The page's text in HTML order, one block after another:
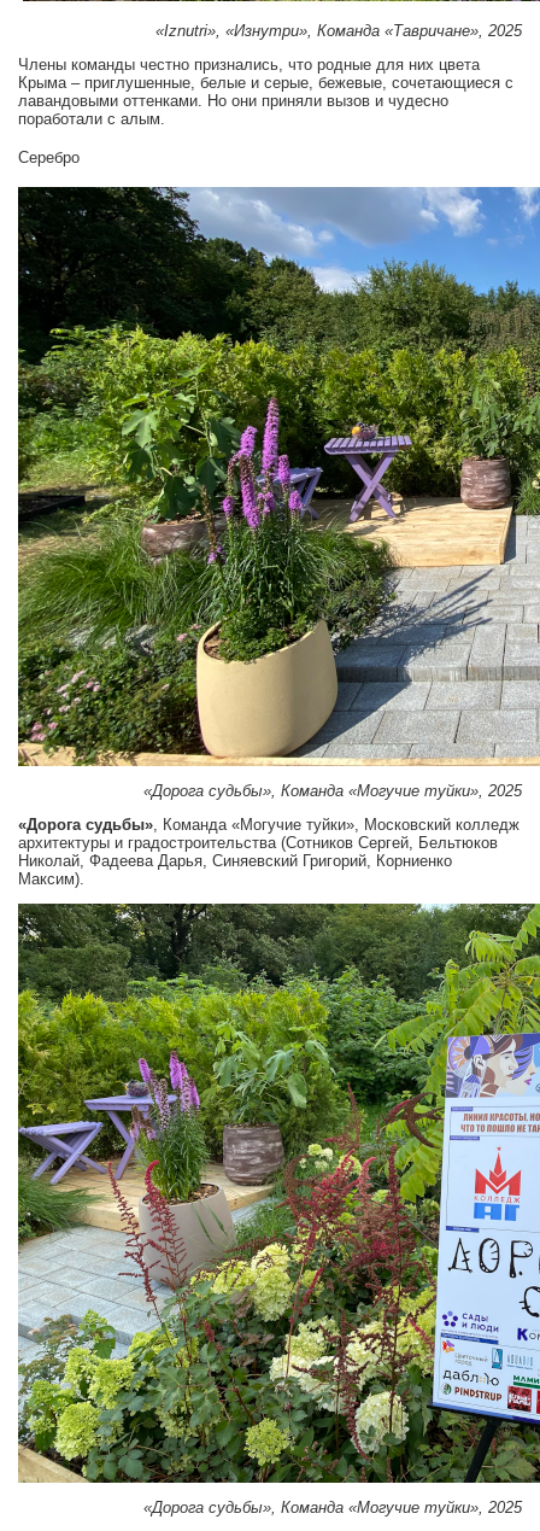
«Iznutri», «Изнутри», Команда «Тавричане», 2025
Члены команды честно признались, что родные для них цвета
Крыма – приглушенные, белые и серые, бежевые, сочетающиеся с
лавандовыми оттенками. Но они приняли вызов и чудесно
поработали с алым.
Серебро
«Дорога судьбы», Команда «Могучие туйки», 2025
«Дорога судьбы», Команда «Могучие туйки», Московский колледж
архитектуры и градостроительства (Сотников Сергей, Бельтюков
Николай, Фадеева Дарья, Синяевский Григорий, Корниенко
Максим).
«Дорога судьбы», Команда «Могучие туйки», 2025